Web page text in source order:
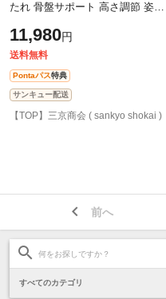
たれ 骨盤サポート 高さ調節 姿勢
ワーク ゲーミング オフィス 勉強
11,980円
送料無料
Pontaパス特典
サンキュー配送
【TOP】三京商会 ( sankyo shokai )
前へ